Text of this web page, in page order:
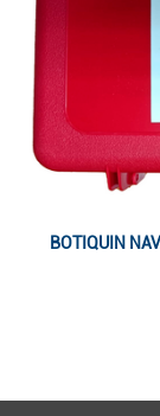
BOTIQUIN